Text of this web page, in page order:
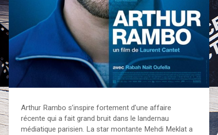
Arthur Rambo s’inspire fortement d’une affaire
récente qui a fait grand bruit dans le landernau
médiatique parisien. La star montante Mehdi Meklat a